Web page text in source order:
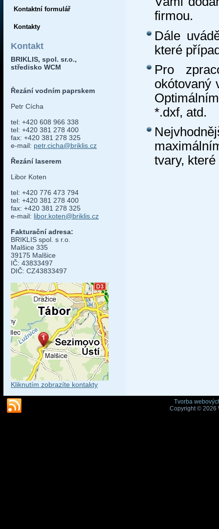
Kontaktní formulář
Kontakty
Kontakt
BRIKLIS, spol. sr.o.,
středisko WCM
Řezání vodním paprskem
Petr Cícha
tel: +420 608 966 338
tel: +420 381 278 400
fax: +420 381 278 325
e-mail: petr.cicha@briklis.cz
Řezání laserem
Libor Koten
tel: +420 776 473 794
tel: +420 381 278 400
fax: +420 381 278 325
e-mail: libor.koten@briklis.cz
Fakturační adresa:
BRIKLIS spol. s r.o.
Malšice 335
39175 Malšice
IČ: 43833497
DIČ: CZ43833497
Kliknutím zobrazíte kontakty
firmou.
Dále
které
Pro
okótovaný
*.dxf, atd.
tvary,
Tvorba
Copyright © 2026